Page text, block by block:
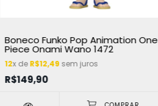
Boneco Funko Pop Animation One
Piece Onami Wano 1472
12x deR$12,49 sem juros
R$149,90